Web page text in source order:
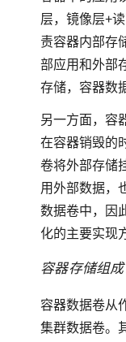
层，镜像层+
责容器内部存
部应用和外部
存储，容器数
另一方面，容
在容器销毁的
卷将外部存储
用外部数据，
数据卷中，因
化的主要实现
容器存储组成
容器数据卷从
集群数据卷。